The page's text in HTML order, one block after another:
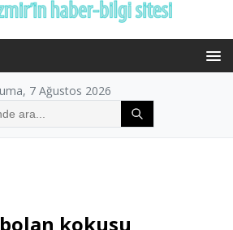
7 Ağustos 2026
kokusu